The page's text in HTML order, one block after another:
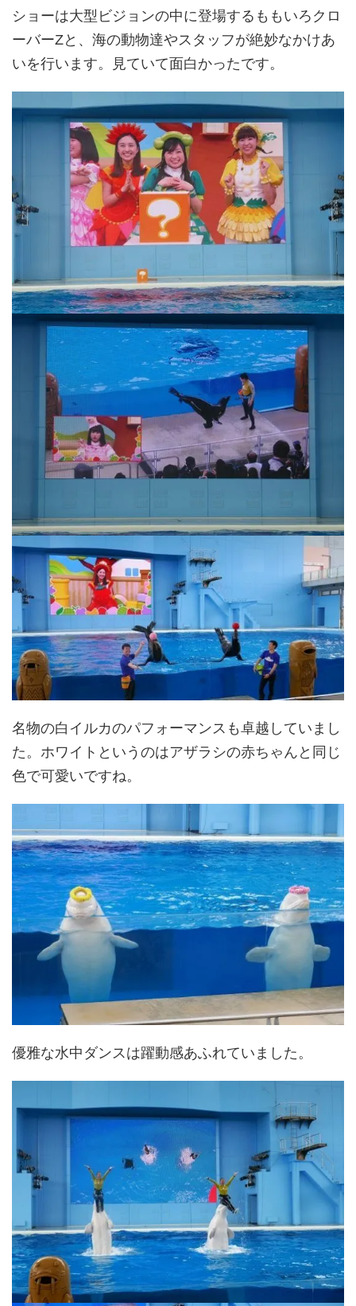
ショーは大型ビジョンの中に登場するももいろクロ
ーバーZと、海の動物達やスタッフが絶妙なかけあ
いを行います。見ていて面白かったです。
名物の白イルカのパフォーマンスも卓越していまし
た。ホワイトというのはアザラシの赤ちゃんと同じ
色で可愛いですね。
優雅な水中ダンスは躍動感あふれていました。